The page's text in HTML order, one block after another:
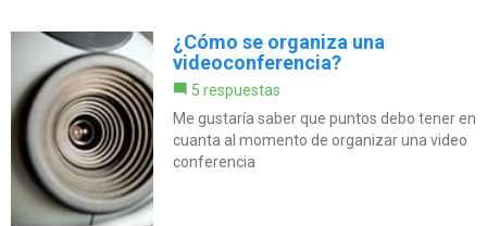
¿Cómo se organiza una
videoconferencia?
5 respuestas
Me gustaría saber que puntos debo tener en
cuanta al momento de organizar una video
conferencia